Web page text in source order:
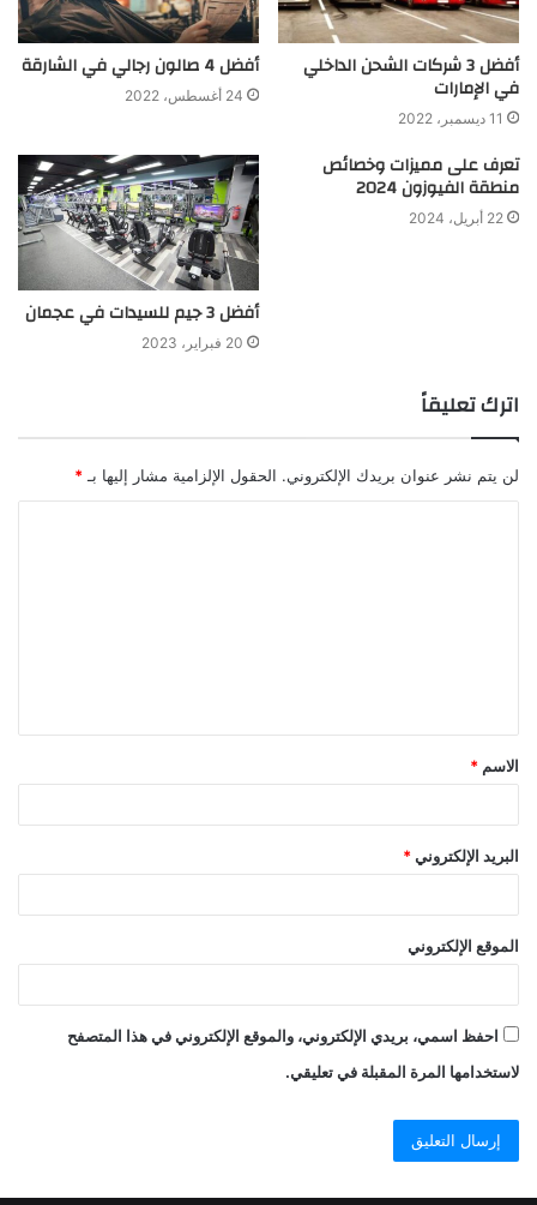
أفضل 3 شركات الشحن الداخلي
في الإمارات
11 ديسمبر، 2022
أفضل 4 صالون رجالي في الشارقة
24 أغسطس، 2022
تعرف على مميزات وخصائص
منطقة الفيوزون 2024
22 أبريل، 2024
أفضل 3 جيم للسيدات في عجمان
20 فبراير، 2023
اترك تعليقاً
لن يتم نشر عنوان بريدك الإلكتروني. الحقول الإلزامية مشار إليها بـ *
الاسم *
البريد الإلكتروني *
الموقع الإلكتروني
احفظ اسمي، بريدي الإلكتروني، والموقع الإلكتروني في هذا المتصفح
لاستخدامها المرة المقبلة في تعليقي.